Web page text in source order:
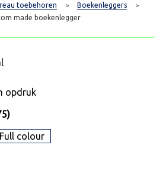
toebehoren > Boekenleggers >
made boekenlegger
opdruk
Full colour